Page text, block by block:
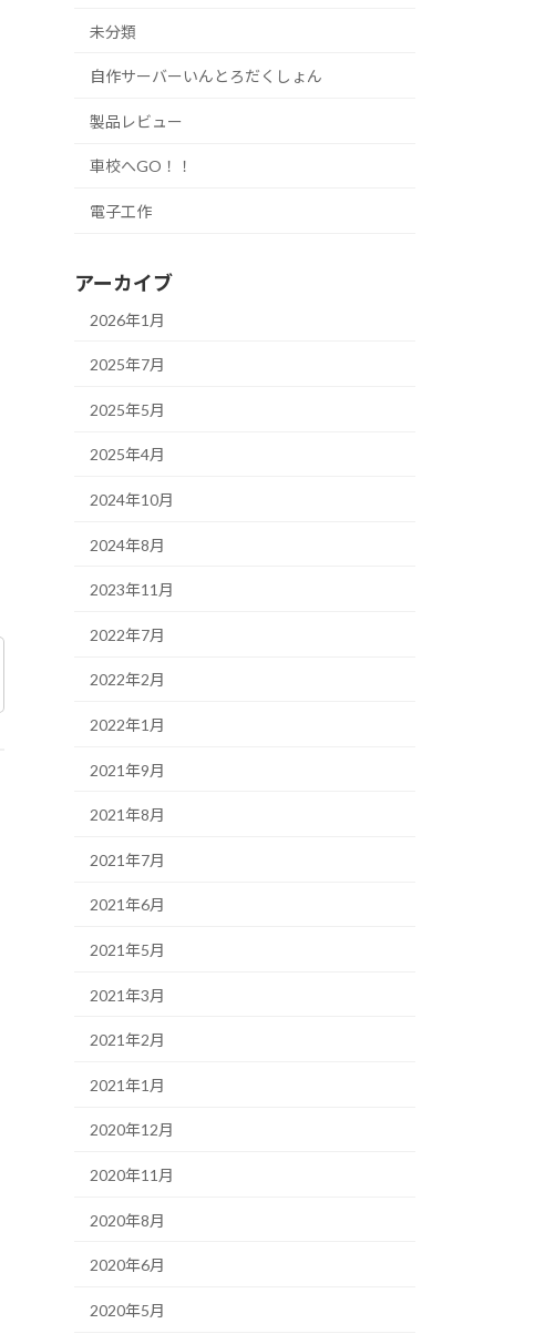
未分類
自作サーバーいんとろだくしょん
製品レビュー
車校へGO！！
電子工作
アーカイブ
2026年1月
2025年7月
2025年5月
2025年4月
2024年10月
2024年8月
2023年11月
2022年7月
2022年2月
2022年1月
2021年9月
2021年8月
2021年7月
2021年6月
2021年5月
2021年3月
2021年2月
2021年1月
2020年12月
2020年11月
2020年8月
2020年6月
2020年5月